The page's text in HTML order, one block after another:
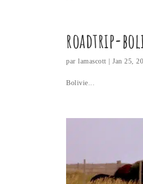
roadtrip-
parlamascott |Jan 25,
Bolivie...